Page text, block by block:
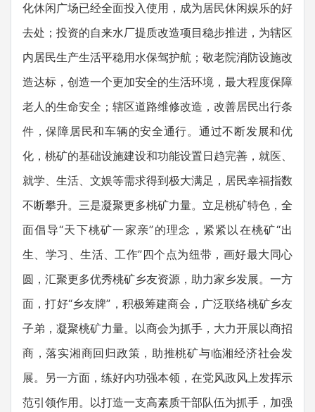
化休闲广场已经全面投入使用，成为居民休闲娱乐的好
去处；投资的自来水厂提质改造项目稳步推进，为辖区
内居民生产生活平稳用水保驾护航；敬老院消防设施改
造达标，创造一个更加安全的生活环境，最大程度保障
老人的生命安全；辖区道路维修改造，改善居民出行条
件，保障居民和车辆的安全通行。通过不断发展和优
化，桃矿的基础设施建设和功能设置日趋完善，就医、
就学、生活、文娱等需求得到极大满足，居民幸福指数
不断攀升。三是凝聚更多桃矿力量。立足桃矿特色，全
面倡导“天下桃矿一家亲”的理念，紧紧以在桃矿“出
生、学习、生活、工作”四个点为纽带，画好最大同心
圆，汇聚更多优秀桃矿乡友资源，助力家乡发展。一方
面，打好“乡友牌”，积极筹建商会，广泛联络桃矿乡友
子弟，凝聚桃矿力量。以商会为抓手，大力开展以商招
商，落实湘商回归政策，助推桃矿与临湘经济社会发
展。另一方面，练好内功强本领，在党风政风上发挥示
范引领作用。以打造一支高素质干部队伍为抓手，加强